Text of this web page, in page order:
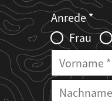
Web2Case
Infofelder
Fieldset
Anrede
Frau
Vorname
Nachname